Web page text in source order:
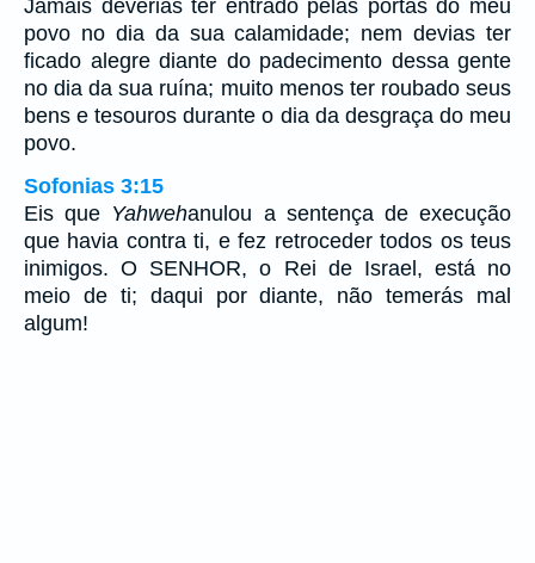
Jamais deverias ter entrado pelas portas do meu
povo no dia da sua calamidade; nem devias ter
ficado alegre diante do padecimento dessa gente
no dia da sua ruína; muito menos ter roubado seus
bens e tesouros durante o dia da desgraça do meu
povo.
Sofonias 3:15
Eis que Yahwehanulou a sentença de execução
que havia contra ti, e fez retroceder todos os teus
inimigos. O SENHOR, o Rei de Israel, está no
meio de ti; daqui por diante, não temerás mal
algum!